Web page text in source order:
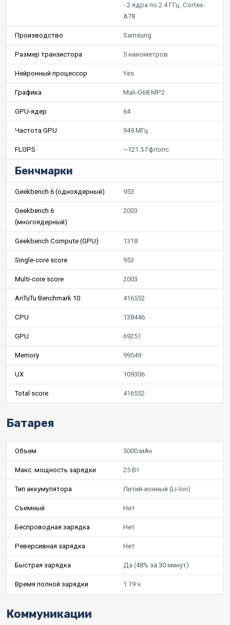
- 2 ядра по 2.4 ГГц: Cortex-
A78
Производство Samsung
Размер транзистора 5 нанометров
Нейронный процессор Yes
Графика Mali-G68 MP2
GPU-ядер 64
Частота GPU 949 МГц
FLOPS ~121.5 Гфлопс
Бенчмарки
Geekbench 6 (одноядерный) 953
Geekbench 6
(многоядерный)
2003
Geekbench Compute (GPU) 1318
Single-core score 953
Multi-core score 2003
AnTuTu Benchmark 10 416552
CPU 138446
GPU 69251
Memory 99549
UX 109306
Total score 416552
Батарея
Объем 5000 мАч
Макс. мощность зарядки 25 Вт
Тип аккумулятора Литий-ионный (Li-Ion)
Съемный Нет
Беспроводная зарядка Нет
Реверсивная зарядка Нет
Быстрая зарядка Да (48% за 30 минут)
Время полной зарядки 1:19 ч.
Коммуникации